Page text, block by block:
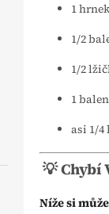
1 hrnek
1/2
1/2
1
asi 1/
💡 Chybí
Níže si